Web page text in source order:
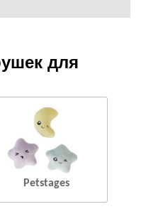
для
Petstages